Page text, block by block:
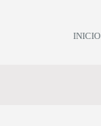
INICIO